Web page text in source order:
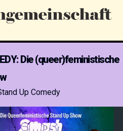
Die (queer)feministische
Up Comedy